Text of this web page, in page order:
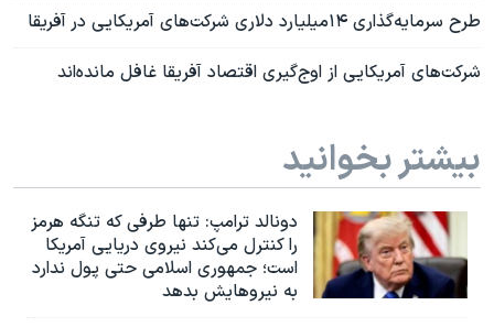
طرح سرمايه‌گذاری ۱۴ميليارد دلاری شرکت‌های آمريکايی در آفریقا
شرکت‌های آمريکايی از اوج‌گيری اقتصاد آفريقا غافل مانده‌اند
بیشتر بخوانید
دونالد ترامپ: تنها طرفی که تنگه هرمز
را کنترل می‌کند نیروی دریایی آمریکا
است؛ جمهوری اسلامی حتی پول ندارد
به نیروهایش بدهد